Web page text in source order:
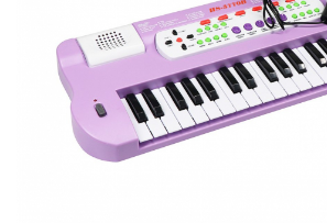
Tablite educative